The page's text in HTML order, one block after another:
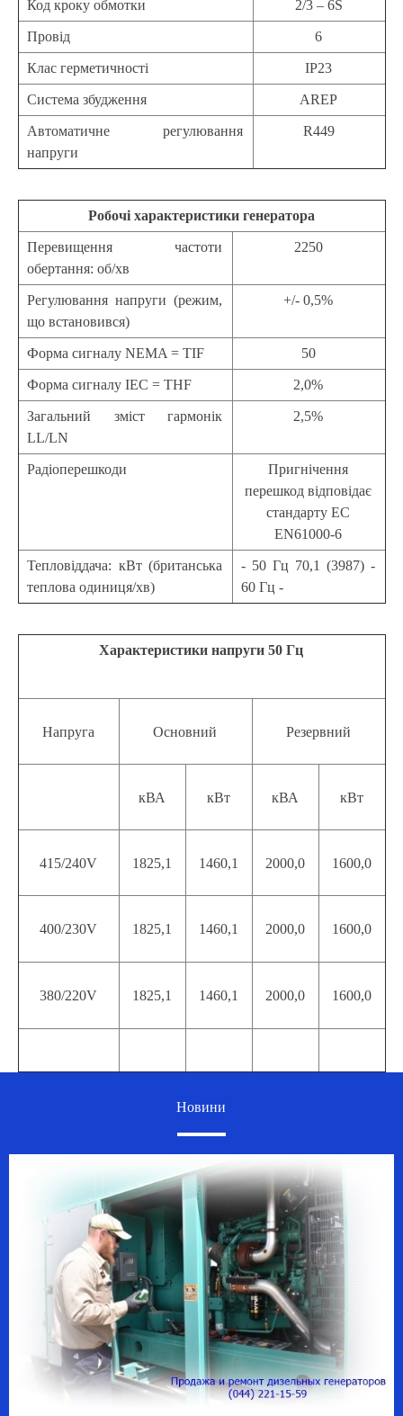
Код кроку обмотки 2/3 – 6S
Провід 6
Клас герметичності IP23
Система збудження AREP
Автоматичне регулювання
напруги
R449
Робочі характеристики генератора
Перевищення частоти
обертання: об/хв
2250
Регулювання напруги (режим,
що встановився)
+/- 0,5%
Форма сигналу NEMA = TIF 50
Форма сигналу IEC = THF 2,0%
Загальний зміст гармонік
LL/LN
2,5%
Радіоперешкоди
Пригнічення
перешкод відповідає
стандарту EC
EN61000-6
Тепловіддача: кВт (британська
теплова одиниця/хв)
- 50 Гц 70,1 (3987) -
60 Гц -
Характеристики напруги 50 Гц
Напруга Основний Резервний
кВА кВт кВА кВт
415/240V 1825,1 1460,1 2000,0 1600,0
400/230V 1825,1 1460,1 2000,0 1600,0
380/220V 1825,1 1460,1 2000,0 1600,0
Новини